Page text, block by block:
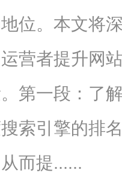
位。本文将
营者提升网
第一段：了
索引擎的排
而提......